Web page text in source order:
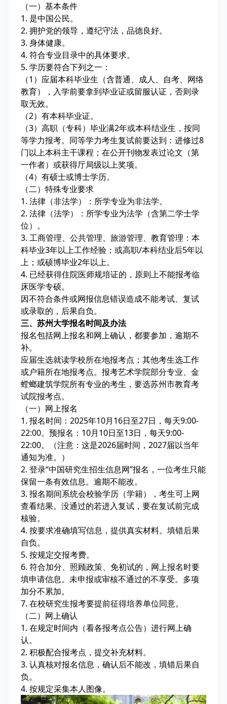
（一）基本条件
1. 是中国公民。
2. 拥护党的领导，遵纪守法，品德良好。
3. 身体健康。
4. 符合专业目录中的具体要求。
5. 学历要符合下列之一：
（1）应届本科毕业生（含普通、成人、自考、网络
教育），入学前要拿到毕业证或留服认证，否则录
取无效。
（2）有本科毕业证。
（3）高职（专科）毕业满2年或本科结业生，按同
等学力报考。同等学力考生复试前要达到：进修过8
门以上本科主干课程；在公开刊物发表过论文（第
一作者）或获得厅局级以上奖项。
（4）有硕士或博士学历。
（二）特殊专业要求
1. 法律（非法学）：所学专业为非法学。
2. 法律（法学）：所学专业为法学（含第二学士学
位）。
3. 工商管理、公共管理、旅游管理、教育管理：本
科毕业3年以上工作经验；或高职/本科结业后5年以
上；或硕博毕业2年以上。
4. 已经获得住院医师规培证的，原则上不能报考临
床医学专硕。
因不符合条件或网报信息错误造成不能考试、复试
或录取的，后果自负。
三、苏州大学报名时间及办法
报名包括网上报名和网上确认，都要参加，逾期不
补。
应届生选就读学校所在地报考点；其他考生选工作
或户籍所在地报考点。报考艺术学院部分专业、金
螳螂建筑学院所有专业的考生，要选苏州市教育考
试院报考点。
（一）网上报名
1. 报名时间：2025年10月16日至27日，每天9:00-
22:00。预报名：10月10日至13日，每天9:00-
22:00。（注意：这是2026届时间，2027届以当年
通知为准。）
2. 登录“中国研究生招生信息网”报名，一位考生只能
保留一条有效信息。逾期不能改。
3. 报名期间系统会校验学历（学籍），考生可上网
查看结果。没通过的若进入复试，要在复试前完成
核验。
4. 按要求准确填写信息，提供真实材料。填错后果
自负。
5. 按规定交报考费。
6. 符合加分、照顾政策、免初试的，网上报名时要
填申请信息。未申报或审核不通过的不享受。多项
加分不累加。
7. 在校研究生报考要提前征得培养单位同意。
（二）网上确认
1. 在规定时间内（看各报考点公告）进行网上确
认。
2. 积极配合报考点，提交补充材料。
3. 认真核对报名信息，确认后不能改，填错后果自
负。
4. 按规定采集本人图像。